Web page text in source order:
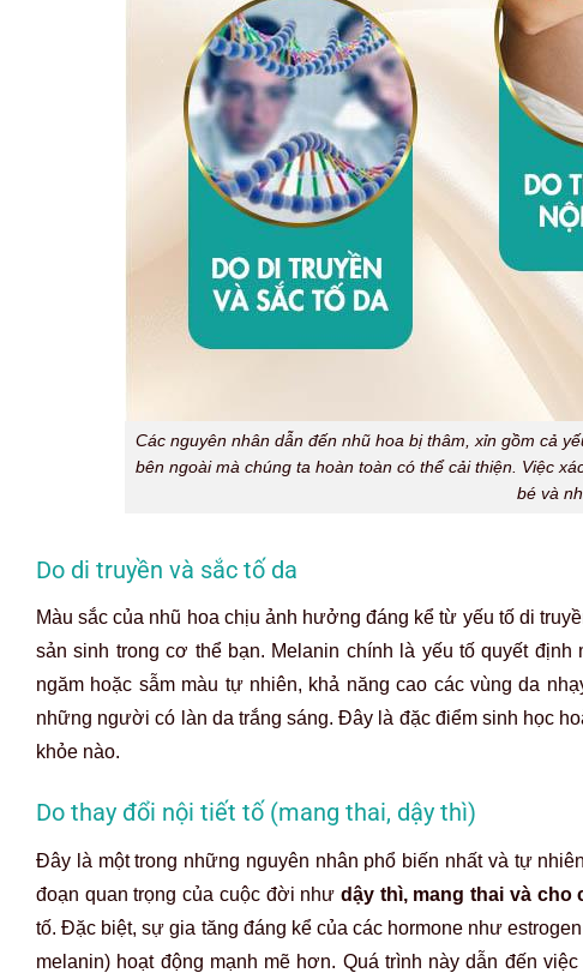
Các nguyên nhân dẫn đến nhũ hoa bị thâm, xỉn gồm cả
bên ngoài mà chúng ta hoàn toàn có thể cải thiện. Việc
bé và
Do di truyền và sắc tố da
Màu sắc của nhũ hoa chịu ảnh hưởng đáng kể từ yếu tố di
sản sinh trong cơ thể bạn. Melanin chính là yếu tố quyết
ngăm hoặc sẫm màu tự nhiên, khả năng cao các vùng da
những người có làn da trắng sáng. Đây là đặc điểm sinh học
khỏe nào.
Do thay đổi nội tiết tố (mang thai, dậy thì)
Đây là một trong những nguyên nhân phổ biến nhất và tự
đoạn quan trọng của cuộc đời như dậy thì, mang thai và cho
tố. Đặc biệt, sự gia tăng đáng kể của các hormone như
melanin) hoạt động mạnh mẽ hơn. Quá trình này dẫn đến